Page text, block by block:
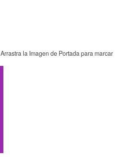
Arrastra la Imagen de Portada para marcar